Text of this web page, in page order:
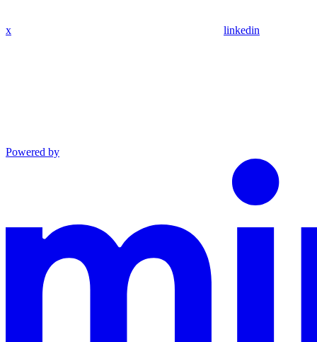
x linkedin
Powered by